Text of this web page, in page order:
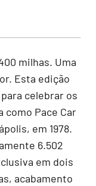
milhas. Uma
Esta edição
celebrar os
como Pace Car
em 1978.
6.502
em dois
acabamento